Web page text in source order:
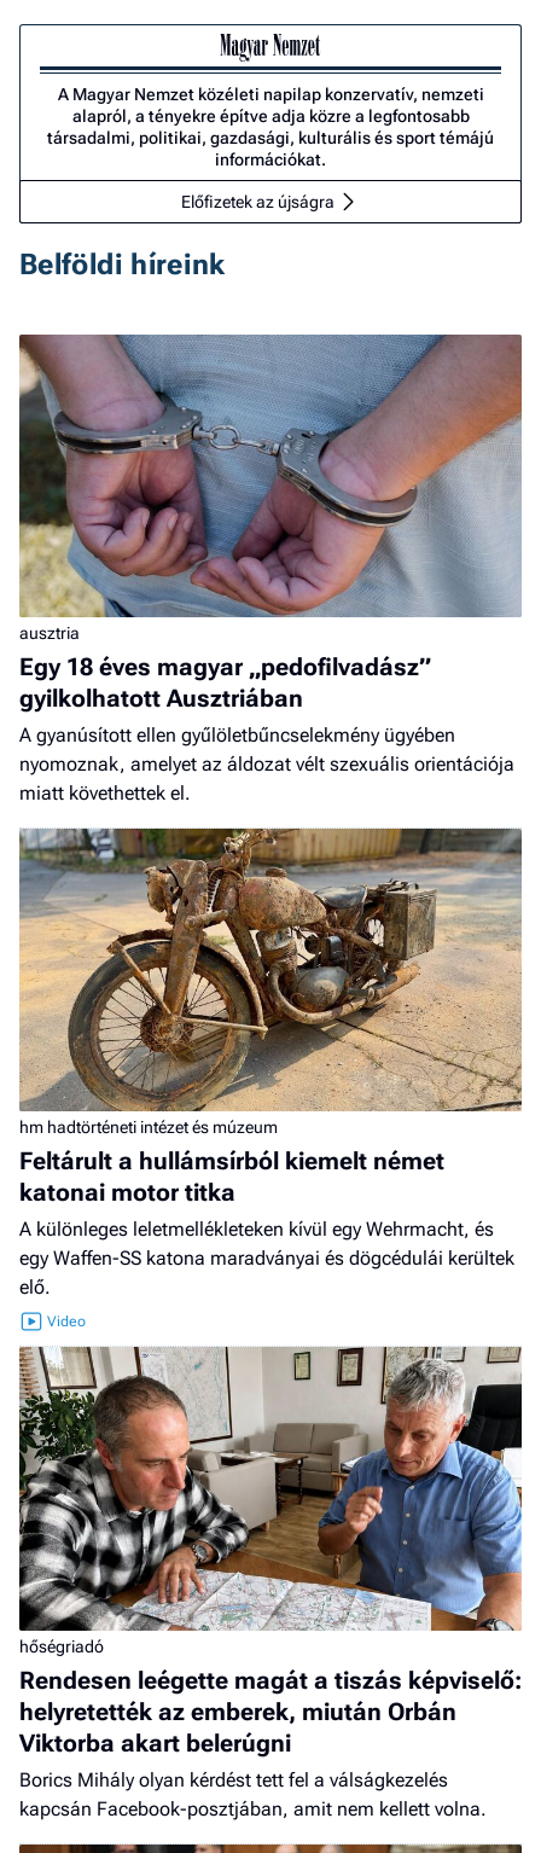
A Magyar Nemzet közéleti napilap konzervatív, nemzeti
alapról, a tényekre építve adja közre a legfontosabb
társadalmi, politikai, gazdasági, kulturális és sport témájú
információkat.
Előfizetek az újságra
Belföldi híreink
ausztria
Egy 18 éves magyar „pedofilvadász”
gyilkolhatott Ausztriában
A gyanúsított ellen gyűlöletbűncselekmény ügyében
nyomoznak, amelyet az áldozat vélt szexuális orientációja
miatt követhettek el.
hm hadtörténeti intézet és múzeum
Feltárult a hullámsírból kiemelt német
katonai motor titka
A különleges leletmellékleteken kívül egy Wehrmacht, és
egy Waffen-SS katona maradványai és dögcédulái kerültek
elő.
hőségriadó
Rendesen leégette magát a tiszás képviselő:
helyretették az emberek, miután Orbán
Viktorba akart belerúgni
Borics Mihály olyan kérdést tett fel a válságkezelés
kapcsán Facebook-posztjában, amit nem kellett volna.